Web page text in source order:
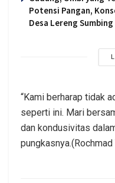
Potensi Pangan,
Desa Lereng Sumbing
“Kami berharap tidak
seperti ini. Mari
dan kondusivitas